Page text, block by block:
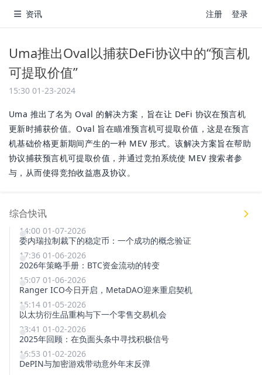
资讯 注册 登录
Uma推出Oval以捕获DeFi协议中的“预言机
可提取价值”
15:30 01-23-2024
Uma 推出了名为 Oval 的解决方案，旨在让 DeFi 协议在预言机
更新时捕获价值。Oval 旨在瞄准预言机可提取价值，这是在预言
机基础价格更新期间产生的一种 MEV 形式。该解决方案旨在帮助
协议捕获预言机可提取价值，并通过竞拍系统使 MEV 搜索者参
与，从而使得竞拍收益惠及协议。
综合快讯
14:00 01-07-2026
委内瑞拉制裁下的稳定币：一个成功的概念验证
17:36 01-06-2026
2026年策略手册：BTC资金流动的转变
15:07 01-06-2026
Ranger ICO今日开启，MetaDAO迎来重启契机
15:14 01-05-2026
以太坊衍生品重构与下一个零售交易机会
23:41 01-02-2026
2025年回顾：在负面头条中寻找积极信号
16:53 01-02-2026
DePIN与加密游戏带动意外年末反弹